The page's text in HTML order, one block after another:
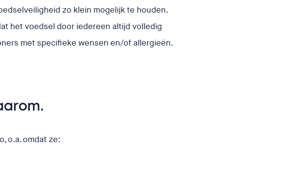
zo klein mogelijk te houden.
het voedsel door iedereen altijd volledig
met specifieke wensen en/of allergieën.
o.a. omdat ze: